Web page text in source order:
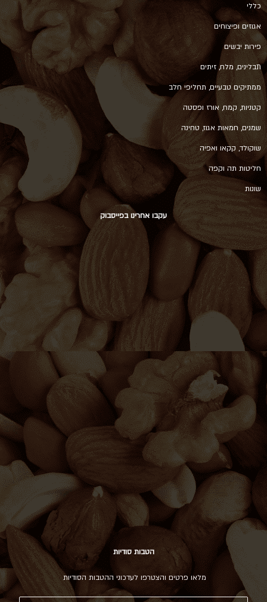
כללי
אגוזים ופיצוחים
פירות יבשים
תבלינים, מלח, זיתים
ממתיקים טבעיים, תחליפי חלב
קטניות, קמח, אורז ופסטה
שמנים, חמאות אגוז, טחינה
שוקולד, קקאו ואפיה
חליטות תה וקפה
שונות
עקבו אחרינו בפייסבוק
הטבות סודיות
מלאו פרטים והצטרפו לעדכוני ההטבות הסודיות